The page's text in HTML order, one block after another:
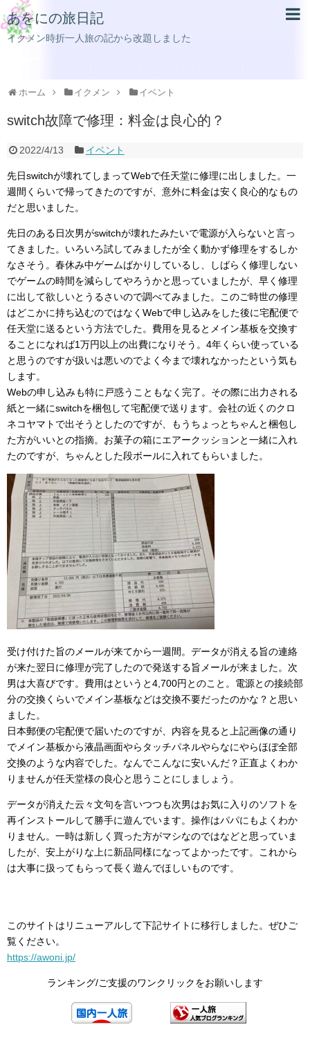
あをにの旅日記
イクメン時折一人旅の記から改題しました
ホーム イクメン イベント
switch故障で修理：料金は良心的？
2022/4/13 イベント
先日switchが壊れてしまってWebで任天堂に修理に出しました。一
週間くらいで帰ってきたのですが、意外に料金は安く良心的なもの
だと思いました。
先日のある日次男がswitchが壊れたみたいで電源が入らないと言っ
てきました。いろいろ試してみましたが全く動かず修理をするしか
なさそう。春休み中ゲームばかりしているし、しばらく修理しない
でゲームの時間を減らしてやろうかと思っていましたが、早く修理
に出して欲しいとうるさいので調べてみました。このご時世の修理
はどこかに持ち込むのではなくWebで申し込みをした後に宅配便で
任天堂に送るという方法でした。費用を見るとメイン基板を交換す
ることになれば1万円以上の出費になりそう。4年くらい使っている
と思うのですが扱いは悪いのでよく今まで壊れなかったという気も
します。
Webの申し込みも特に戸惑うこともなく完了。その際に出力される
紙と一緒にswitchを梱包して宅配便で送ります。会社の近くのクロ
ネコヤマトで出そうとしたのですが、もうちょっとちゃんと梱包し
た方がいいとの指摘。お菓子の箱にエアークッションと一緒に入れ
たのですが、ちゃんとした段ボールに入れてもらいました。
受け付けた旨のメールが来てから一週間。データが消える旨の連絡
が来た翌日に修理が完了したので発送する旨メールが来ました。次
男は大喜びです。費用はというと4,700円とのこと。電源との接続部
分の交換くらいでメイン基板などは交換不要だったのかな？と思い
ました。
日本郵便の宅配便で届いたのですが、内容を見ると上記画像の通り
でメイン基板から液晶画面やらタッチパネルやらなにやらほぼ全部
交換のような内容でした。なんでこんなに安いんだ？正直よくわか
りませんが任天堂様の良心と思うことにしましょう。
データが消えた云々文句を言いつつも次男はお気に入りのソフトを
再インストールして勝手に遊んでいます。操作はパパにもよくわか
りません。一時は新しく買った方がマシなのではなどと思っていま
したが、安上がりな上に新品同様になってよかったです。これから
は大事に扱ってもらって長く遊んでほしいものです。
このサイトはリニューアルして下記サイトに移行しました。ぜひご
覧ください。
https://awoni.jp/
ランキング/ご支援のワンクリックをお願いします